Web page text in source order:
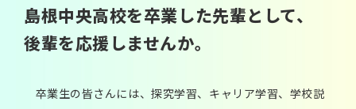
島根中央高校を卒業した先輩として、
後輩を応援しませんか。
卒業生の皆さんには、探究学習、キャリア学習、学校説